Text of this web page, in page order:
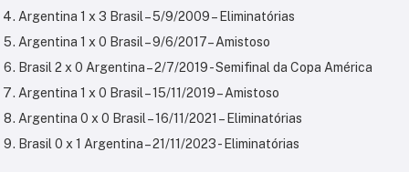
Argentina 1 x 3 Brasil – 5/9/2009 – Eliminatórias
Argentina 1 x 0 Brasil – 9/6/2017– Amistoso
Brasil 2 x 0 Argentina – 2/7/2019 - Semifinal da Copa América
Argentina 1 x 0 Brasil – 15/11/2019 – Amistoso
Argentina 0 x 0 Brasil – 16/11/2021 – Eliminatórias
Brasil 0 x 1 Argentina – 21/11/2023 - Eliminatórias